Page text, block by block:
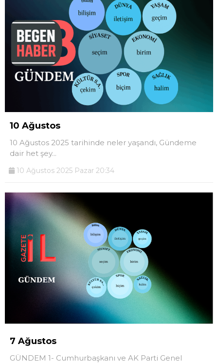
10 Ağustos
10 Ağustos 2025 tarihinde neler yaşandı, Gündeme
dair het şey...
10 Ağustos 2025 Pazar 20:34
7 Ağustos
GÜNDEM 1- Cumhurbaşkanı ve AK Parti Genel